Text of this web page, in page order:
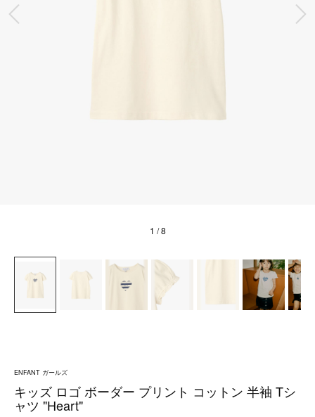
前の画像
1 / 8
ENFANT ガールズ
キッズ ロゴ ボーダー プリント コットン 半袖 Tシ
ャツ "Heart"